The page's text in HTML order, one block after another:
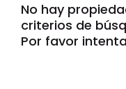
No hay
criterios de
Por favor